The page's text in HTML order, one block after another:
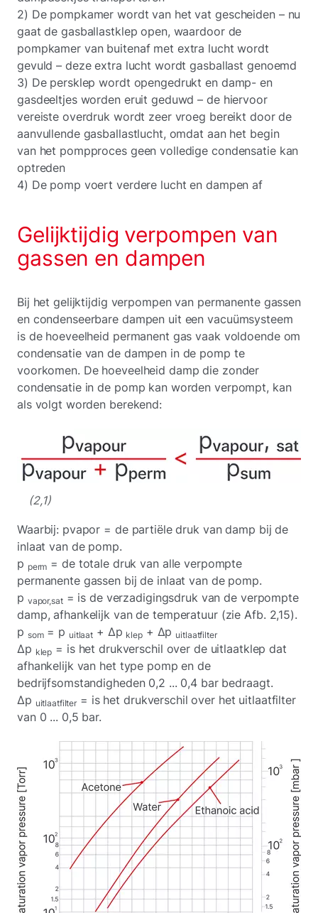
2) De pompkamer wordt van het vat gescheiden – nu
gaat de gasballastklep open, waardoor de
pompkamer van buitenaf met extra lucht wordt
gevuld – deze extra lucht wordt gasballast genoemd
3) De persklep wordt opengedrukt en damp- en
gasdeeltjes worden eruit geduwd – de hiervoor
vereiste overdruk wordt zeer vroeg bereikt door de
aanvullende gasballastlucht, omdat aan het begin
van het pompproces geen volledige condensatie kan
optreden
4) De pomp voert verdere lucht en dampen af
Gelijktijdig verpompen van
gassen en dampen
Bij het gelijktijdig verpompen van permanente gassen
en condenseerbare dampen uit een vacuümsysteem
is de hoeveelheid permanent gas vaak voldoende om
condensatie van de dampen in de pomp te
voorkomen. De hoeveelheid damp die zonder
condensatie in de pomp kan worden verpompt, kan
als volgt worden berekend:
(2,1)
Waarbij: pvapor = de partiële druk van damp bij de
inlaat van de pomp.
p perm = de totale druk van alle verpompte
permanente gassen bij de inlaat van de pomp.
p vapor,sat= is de verzadigingsdruk van de verpompte
damp, afhankelijk van de temperatuur (zie Afb. 2,15).
p som= p uitlaat + Δp klep+ Δp uitlaatfilter
Δp klep = is het drukverschil over de uitlaatklep dat
afhankelijk van het type pomp en de
bedrijfsomstandigheden 0,2 ... 0,4 bar bedraagt.
Δp uitlaatfilter = is het drukverschil over het uitlaatfilter
van 0 ... 0,5 bar.